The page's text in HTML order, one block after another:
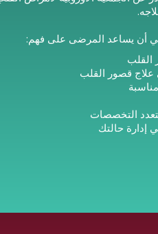
أن يساعد المرضى على فهم:
القلب
علاج قصور القلب
التخصصات
إدارة حالتك